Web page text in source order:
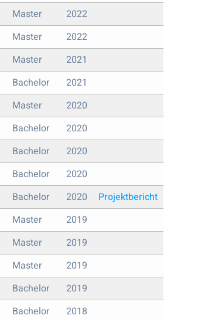
Master
2022
Master
2022
Master
2021
Bachelor
2021
Master
2020
Bachelor
2020
Bachelor
2020
Bachelor
2020
Bachelor 2020
Projektbericht
Master
2019
Master
2019
Master
2019
Bachelor
2019
Bachelor
2018